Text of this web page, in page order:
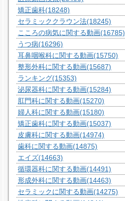
矯正歯科(18248)
セラミッククラウン法(18245)
こころの病気に関する動画(16785)
うつ病(16296)
耳鼻咽喉科に関する動画(15750)
整形外科に関する動画(15687)
ランキング(15353)
泌尿器科に関する動画(15284)
肛門科に関する動画(15270)
婦人科に関する動画(15180)
矯正歯科に関する動画(15037)
皮膚科に関する動画(14974)
歯科に関する動画(14875)
エイズ(14663)
循環器科に関する動画(14491)
形成外科に関する動画(14463)
セラミックに関する動画(14275)